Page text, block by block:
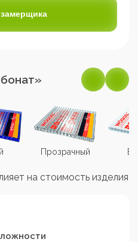
Прозрачный
на стоимость изделия